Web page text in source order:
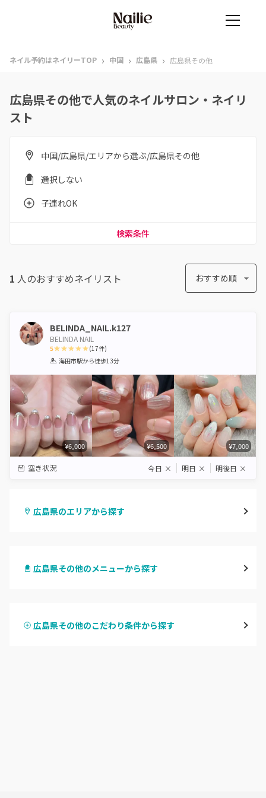
ネイル予約はネイリーTOP › 中国 › 広島県 › 広島県その他
広島県その他で人気のネイルサロン・ネイリ
スト
中国/広島県/エリアから選ぶ/広島県その他
選択しない
子連れOK
検索条件
1 人のおすすめネイリスト おすすめ順
BELINDA_NAIL.k127
BELINDA NAIL
5
1 2 3 4 5
(17件)
海田市駅から徒歩13分
¥6,000 ¥6,500 ¥7,000
空き状況 今日 × 明日 × 明後日 ×
広島県のエリアから探す
段原・皆実町・宇品
広島県その他のメニューから探す
ハンドスカルプ
広島県その他のこだわり条件から探す